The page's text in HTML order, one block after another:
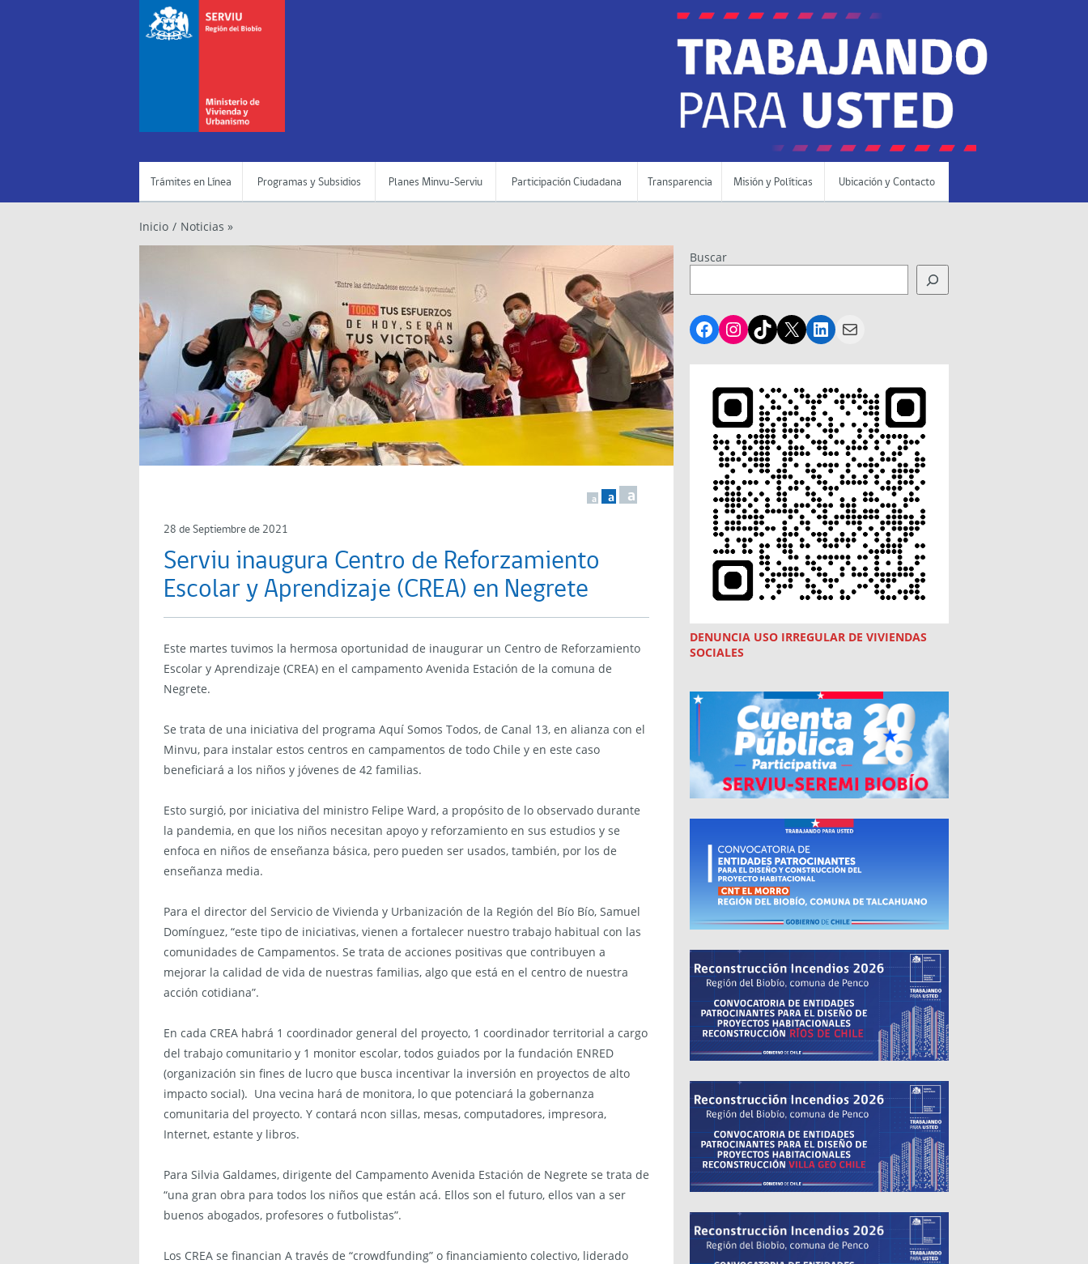
Trámites en Línea Programas y Subsidios Planes Minvu-Serviu Participación Ciudadana Transparencia Misión y Políticas Ubicación y Contacto
Inicio / Noticias »
a a a
28 de Septiembre de 2021
Serviu inaugura Centro de Reforzamiento
Escolar y Aprendizaje (CREA) en Negrete
Este martes tuvimos la hermosa oportunidad de inaugurar un Centro de Reforzamiento
Escolar y Aprendizaje (CREA) en el campamento Avenida Estación de la comuna de
Negrete.⁣⁣
Se trata de una iniciativa del programa Aquí Somos Todos, de Canal 13, en alianza con el
Minvu, para instalar estos centros en campamentos de todo Chile y en este caso
beneficiará a los niños y jóvenes de 42 familias.
Esto surgió, por iniciativa del ministro Felipe Ward, a propósito de lo observado durante
la pandemia, en que los niños necesitan apoyo y reforzamiento en sus estudios y se
enfoca en niños de enseñanza básica, pero pueden ser usados, también, por los de
enseñanza media.
Para el director del Servicio de Vivienda y Urbanización de la Región del Bío Bío, Samuel
Domínguez, “este tipo de iniciativas, vienen a fortalecer nuestro trabajo habitual con las
comunidades de Campamentos. Se trata de acciones positivas que contribuyen a
mejorar la calidad de vida de nuestras familias, algo que está en el centro de nuestra
acción cotidiana”.
En cada CREA habrá 1 coordinador general del proyecto, 1 coordinador territorial a cargo
del trabajo comunitario y 1 monitor escolar, todos guiados por la fundación ENRED
(organización sin fines de lucro que busca incentivar la inversión en proyectos de alto
impacto social). Una vecina hará de monitora, lo que potenciará la gobernanza
comunitaria del proyecto. Y contará ncon sillas, mesas, computadores, impresora,
Internet, estante y libros.
Para Silvia Galdames, dirigente del Campamento Avenida Estación de Negrete se trata de
“una gran obra para todos los niños que están acá. Ellos son el futuro, ellos van a ser
buenos abogados, profesores o futbolistas”.
Los CREA se financian A través de “crowdfunding” o financiamiento colectivo, liderado
Buscar
Facebook
Instagram
TikTok
X LinkedIn
Mail
DENUNCIA USO IRREGULAR DE VIVIENDAS
SOCIALES